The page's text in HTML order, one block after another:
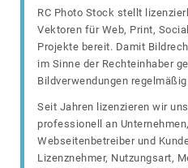
RC Photo Stock stellt
Vektoren für Web, Print,
Projekte bereit. Damit
im Sinne der Rechteinhaber
Bildverwendungen
Seit Jahren lizenzieren wir
professionell an
Webseitenbetreiber und
Lizenznehmer, Nutzungsart,